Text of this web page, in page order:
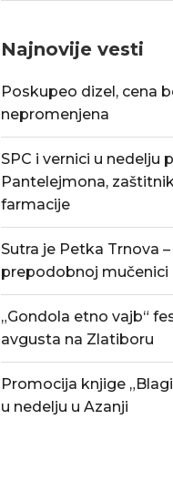
Najnovije vesti
Poskupeo dizel, cena
nepromenjena
SPC i vernici u nedelju
Pantelejmona,
farmacije
Sutra je Petka Trnova
prepodobnoj mučenici
„Gondola etno vajb“
avgusta na Zlatiboru
Promocija knjige
u nedelju u Azanji